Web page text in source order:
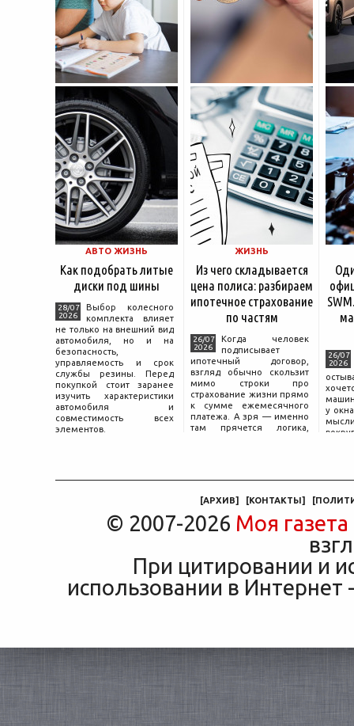
АВТО ЖИЗНЬ
Как подобрать литые
диски под шины
28/07
2026
Выбор колесного
комплекта влияет
не только на внешний вид
автомобиля, но и на
безопасность,
управляемость и срок
службы резины. Перед
покупкой стоит заранее
изучить характеристики
автомобиля и
совместимость всех
элементов.
ЖИЗНЬ
Из чего складывается
цена полиса: разбираем
ипотечное страхование
по частям
26/07
2026
Когда человек
подписывает
ипотечный договор,
взгляд обычно скользит
мимо строки про
страхование жизни прямо
к сумме ежемесячного
платежа. А зря — именно
там прячется логика,
26/07
2026
у
мысли
[АРХИВ] [КОНТАКТЫ] [
© 2007-2026 Моя газета
При цитировании и
использовании в Интернет